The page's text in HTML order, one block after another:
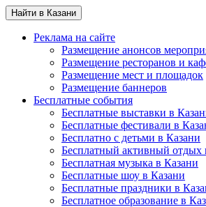
Найти в Казани
Реклама на сайте
Размещение анонсов
Размещение ресторанов и
Размещение мест и площадок
Размещение баннеров
Бесплатные события
Бесплатные выставки в
Бесплатные фестивали в
Бесплатно с детьми в Казани
Бесплатный активный отдых
Бесплатная музыка в Казани
Бесплатные шоу в Казани
Бесплатные праздники в
Бесплатное образование в